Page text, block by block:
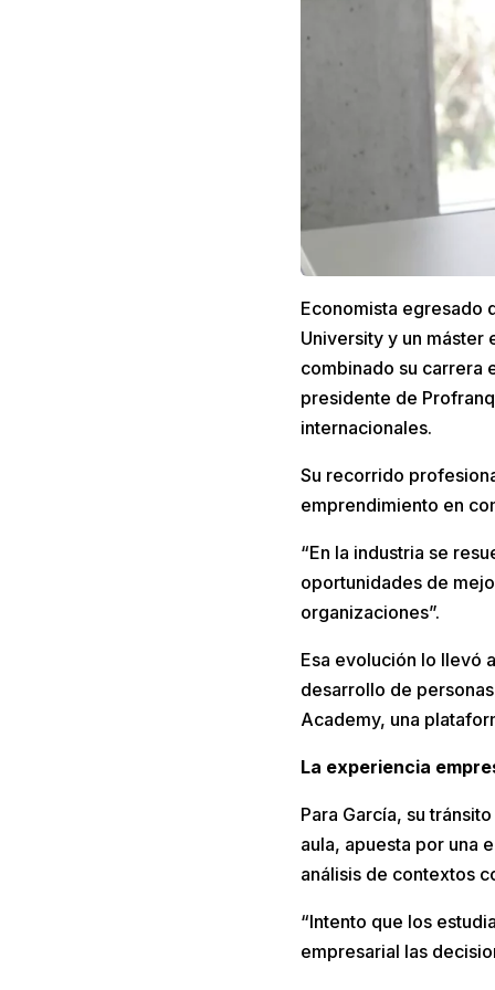
Economista egresado
University y un máster
combinado su carrera
presidente de
internacionales.
Su recorrido
emprendimiento en
“En la industria se
oportunidades de
organizaciones”.
Esa evolución lo llevó
desarrollo de
Academy, una
La experiencia
Para García, su
aula, apuesta por una
análisis de contextos
“Intento que los
empresarial las